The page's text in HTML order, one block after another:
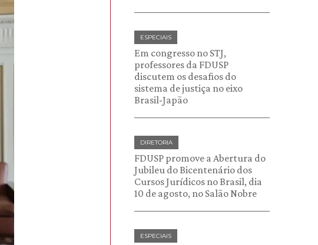
ESPECIAIS
Em congresso no STJ,
professores da FDUSP
discutem os desafios do
sistema de justiça no eixo
Brasil-Japão
DIRETORIA
FDUSP promove a Abertura do
Jubileu do Bicentenário dos
Cursos Jurídicos no Brasil, dia
10 de agosto, no Salão Nobre
ESPECIAIS